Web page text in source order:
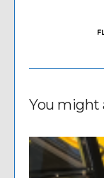
You might